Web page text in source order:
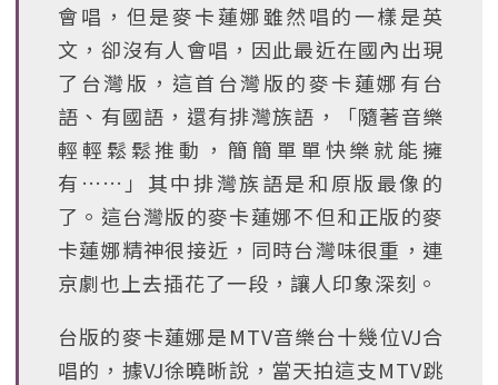
會唱，但是麥卡蓮娜雖然唱的一樣是英
文，卻沒有人會唱，因此最近在國內出現
了台灣版，這首台灣版的麥卡蓮娜有台
語、有國語，還有排灣族語，「隨著音樂
輕輕鬆鬆推動，簡簡單單快樂就能擁
有……」其中排灣族語是和原版最像的
了。這台灣版的麥卡蓮娜不但和正版的麥
卡蓮娜精神很接近，同時台灣味很重，連
京劇也上去插花了一段，讓人印象深刻。
台版的麥卡蓮娜是MTV音樂台十幾位VJ合
唱的，據VJ徐曉晰說，當天拍這支MTV跳